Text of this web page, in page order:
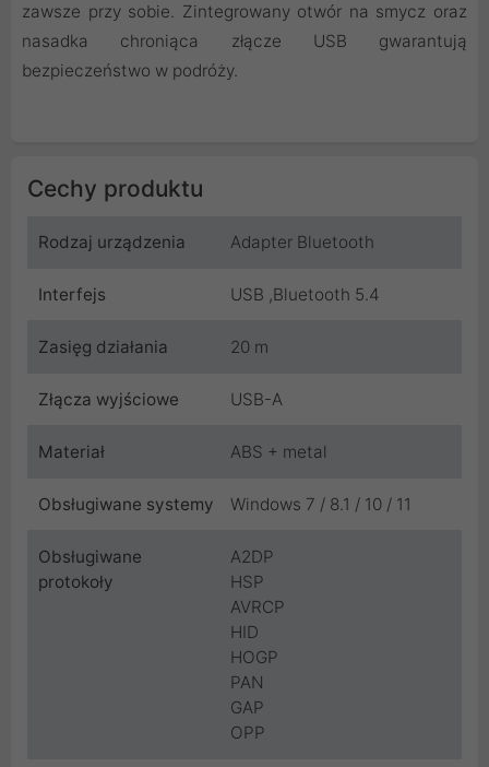
zawsze przy sobie. Zintegrowany otwór na smycz oraz
nasadka chroniąca złącze USB gwarantują
bezpieczeństwo w podróży.
Cechy produktu
Rodzaj urządzenia Adapter Bluetooth
Interfejs USB ,Bluetooth 5.4
Zasięg działania 20 m
Złącza wyjściowe USB-A
Materiał ABS + metal
Obsługiwane systemy Windows 7 / 8.1 / 10 / 11
Obsługiwane
protokoły
A2DP
HSP
AVRCP
HID
HOGP
PAN
GAP
OPP